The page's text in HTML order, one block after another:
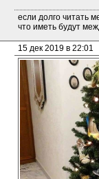
если долго читать
что иметь будут
15 дек 2019 в 22:01